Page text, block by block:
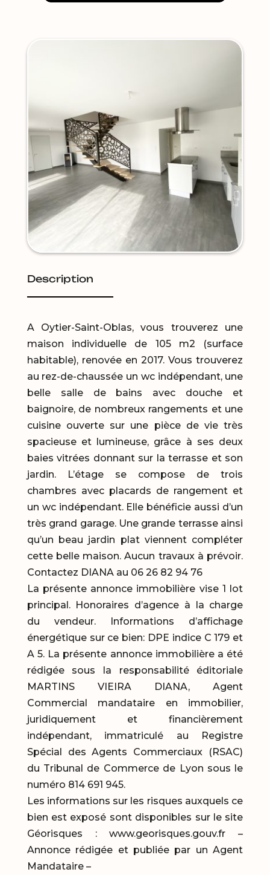
Description
A Oytier-Saint-Oblas, vous trouverez une
maison individuelle de 105 m2 (surface
habitable), renovée en 2017. Vous trouverez
au rez-de-chaussée un wc indépendant, une
belle salle de bains avec douche et
baignoire, de nombreux rangements et une
cuisine ouverte sur une pièce de vie très
spacieuse et lumineuse, grâce à ses deux
baies vitrées donnant sur la terrasse et son
jardin. L’étage se compose de trois
chambres avec placards de rangement et
un wc indépendant. Elle bénéficie aussi d’un
très grand garage. Une grande terrasse ainsi
qu’un beau jardin plat viennent compléter
cette belle maison. Aucun travaux à prévoir.
Contactez DIANA au 06 26 82 94 76
La présente annonce immobilière vise 1 lot
principal. Honoraires d’agence à la charge
du vendeur. Informations d’affichage
énergétique sur ce bien: DPE indice C 179 et
A 5. La présente annonce immobilière a été
rédigée sous la responsabilité éditoriale
MARTINS VIEIRA DIANA, Agent
Commercial mandataire en immobilier,
juridiquement et financièrement
indépendant, immatriculé au Registre
Spécial des Agents Commerciaux (RSAC)
du Tribunal de Commerce de Lyon sous le
numéro 814 691 945.
Les informations sur les risques auxquels ce
bien est exposé sont disponibles sur le site
Géorisques : www.georisques.gouv.fr –
Annonce rédigée et publiée par un Agent
Mandataire –